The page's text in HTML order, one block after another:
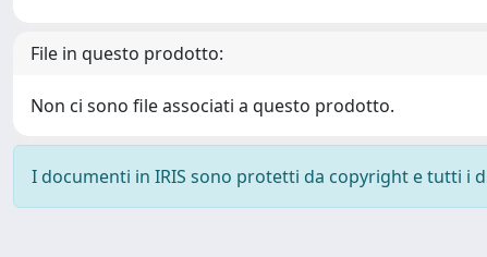
File in questo prodotto:
Non ci sono file associati a questo prodotto.
I documenti in IRIS sono protetti da copyright e tutti i